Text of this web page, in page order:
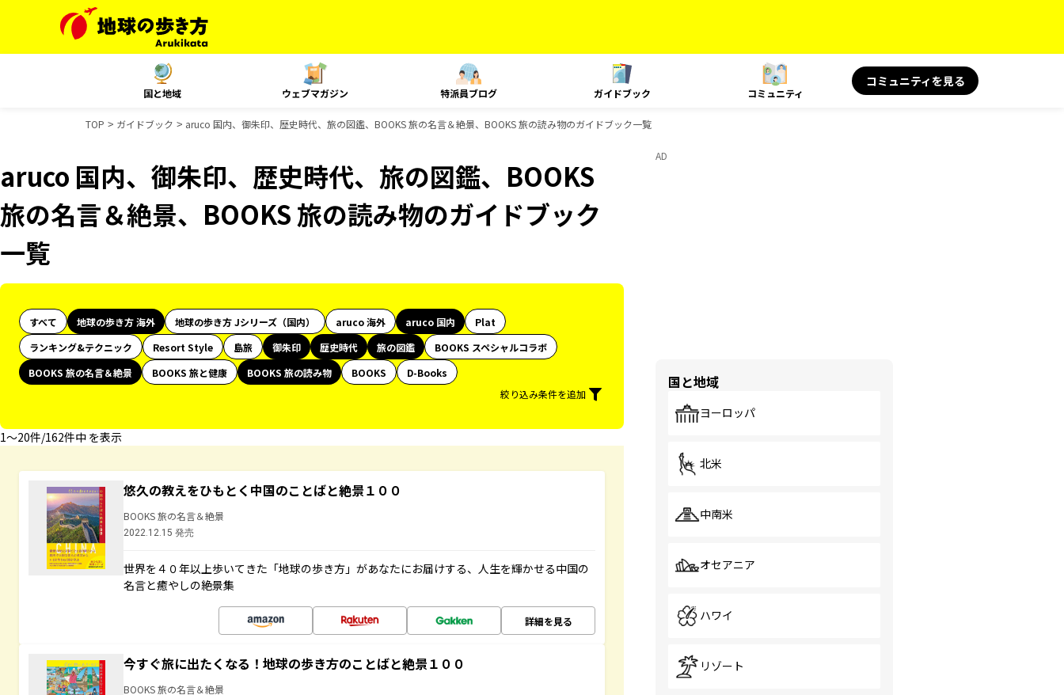
国と地域 ウェブマガジン 特派員ブログ ガイドブック コミュニティ
コミュニティを見る
TOP ガイドブック aruco 国内、御朱印、歴史時代、旅の図鑑、BOOKS 旅の名言＆絶景、BOOKS 旅の読み物のガイドブック一覧
aruco 国内、御朱印、歴史時代、旅の図鑑、BOOKS
旅の名言＆絶景、BOOKS 旅の読み物のガイドブック
一覧
すべて 地球の歩き方 海外 地球の歩き方 Jシリーズ（国内） aruco 海外 aruco 国内
Plat
ランキング&テクニック
Resort Style 島旅 御朱印 歴史時代 旅の図鑑
BOOKS スペシャルコラボ
BOOKS 旅の名言＆絶景
BOOKS 旅と健康 BOOKS 旅の読み物 BOOKS
D-Books
絞り込み条件を追加
1〜20件/162件中 を表示
悠久の教えをひもとく中国のことばと絶景１００
BOOKS 旅の名言＆絶景
2022.12.15 発売
世界を４０年以上歩いてきた「地球の歩き方」があなたにお届けする、人生を輝かせる中国の
名言と癒やしの絶景集
詳細を見る
今すぐ旅に出たくなる！地球の歩き方のことばと絶景１００
BOOKS 旅の名言＆絶景
AD
国と地域
ヨーロッパ
北米
中南米
オセアニア
ハワイ
リゾート